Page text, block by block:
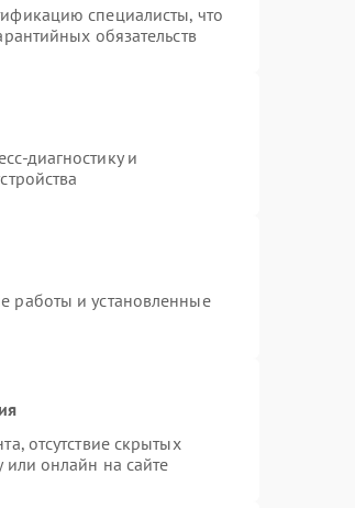
специалисты, что
обязательств
диагностику и
работы и установленные
отсутствие скрытых
или онлайн на сайте